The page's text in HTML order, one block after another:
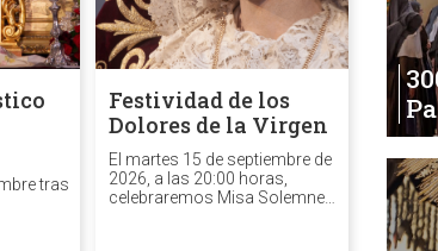
tras
Festividad de los
Dolores de la Virgen
El martes 15 de septiembre de
2026, a las 20:00 horas,
celebraremos Misa Solemne